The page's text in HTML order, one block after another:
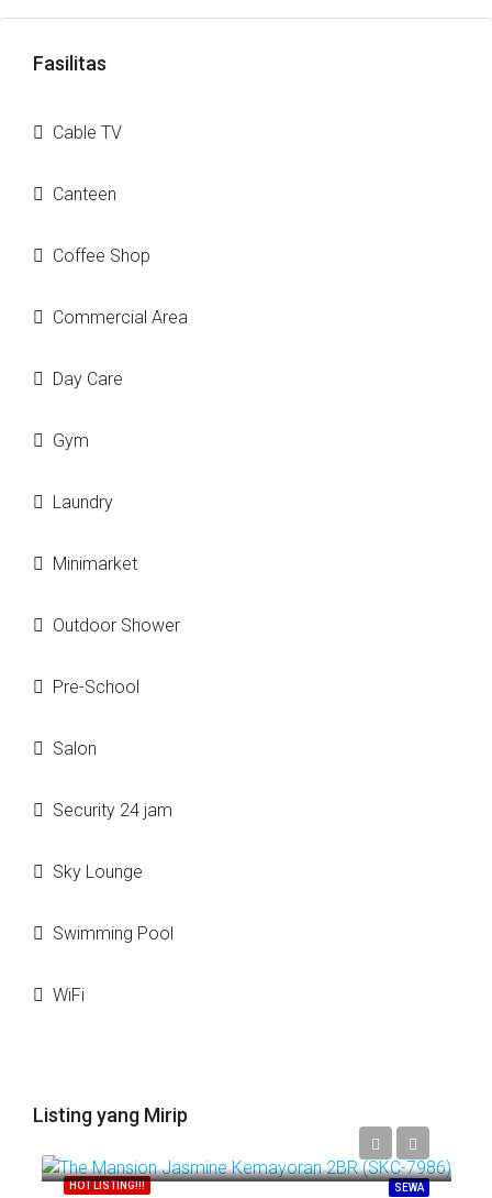
Fasilitas
Cable TV
Canteen
Coffee Shop
Commercial Area
Day Care
Gym
Laundry
Minimarket
Outdoor Shower
Pre-School
Salon
Security 24 jam
Sky Lounge
Swimming Pool
WiFi
Listing yang Mirip
HOT LISTING!!! SEWA